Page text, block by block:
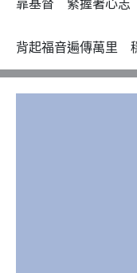
靠基督　緊握著心志
背起福音遍傳萬里　